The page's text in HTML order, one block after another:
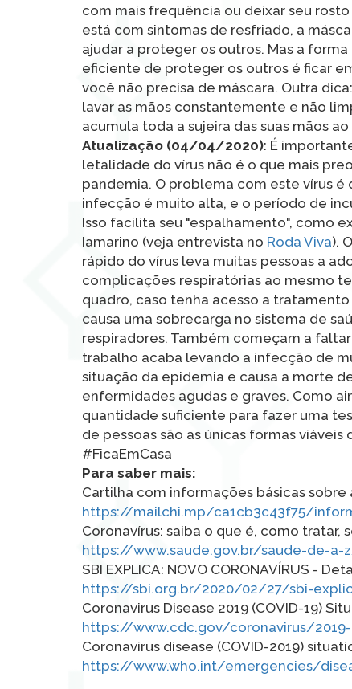
com mais frequência ou deixar seu rosto
está com sintomas de resfriado, a
ajudar a proteger os outros. Mas a forma
eficiente de proteger os outros é ficar
você não precisa de máscara. Outra
lavar as mãos constantemente e não
acumula toda a sujeira das suas mãos
Atualização (04/04/2020): É
letalidade do vírus não é o que mais
pandemia. O problema com este vírus é
infecção é muito alta, e o período de
Isso facilita seu "espalhamento", como
Iamarino (veja entrevista no Roda Viva).
rápido do vírus leva muitas pessoas a
complicações respiratórias ao mesmo
quadro, caso tenha acesso a
causa uma sobrecarga no sistema de
respiradores. Também começam a
trabalho acaba levando a infecção de
situação da epidemia e causa a morte
enfermidades agudas e graves. Como
quantidade suficiente para fazer uma
de pessoas são as únicas formas
#FicaEmCasa
Para saber mais:
Cartilha com informações básicas sobre
https://mailchi.mp/ca1cb3c43f75/
Coronavírus: saiba o que é, como tratar,
https://www.saude.gov.br/saude-de-a-
SBI EXPLICA: NOVO CORONAVÍRUS -
https://sbi.org.br/2020/02/27/sbi-
Coronavirus Disease 2019 (COVID-19)
https://www.cdc.gov/coronavirus/
Coronavirus disease (COVID-2019)
https://www.who.int/emergencies/